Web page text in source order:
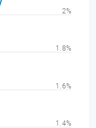
1.4%
1.6%
1.8%
2%